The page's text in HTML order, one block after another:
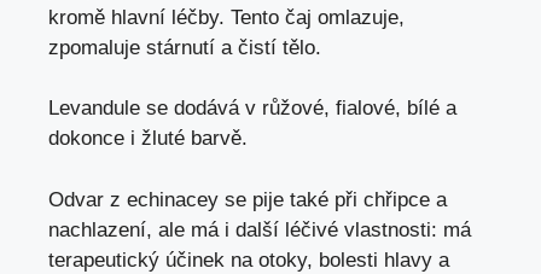
kromě hlavní léčby. Tento čaj omlazuje,
zpomaluje stárnutí a čistí tělo.
Levandule se dodává v růžové, fialové, bílé a
dokonce i žluté barvě.
Odvar z echinacey se pije také při chřipce a
nachlazení, ale má i další léčivé vlastnosti: má
terapeutický účinek na otoky, bolesti hlavy a